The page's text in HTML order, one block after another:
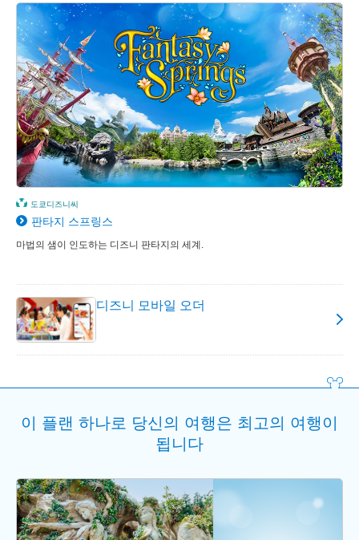
도쿄디즈니씨
판타지 스프링스
마법의 샘이 인도하는 디즈니 판타지의 세계.
디즈니 모바일 오더
이 플랜 하나로 당신의 여행은 최고의 여행이
됩니다